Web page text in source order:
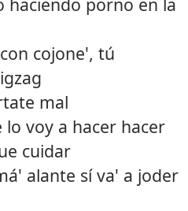
cojone', tú
mal
voy a hacer hacer
cuidar
alante sí va' a joder